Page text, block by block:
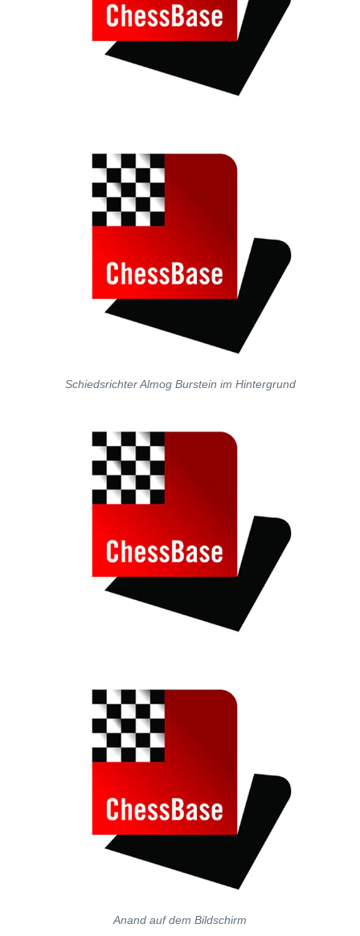
Schiedsrichter Almog Burstein im Hintergrund
Anand auf dem Bildschirm